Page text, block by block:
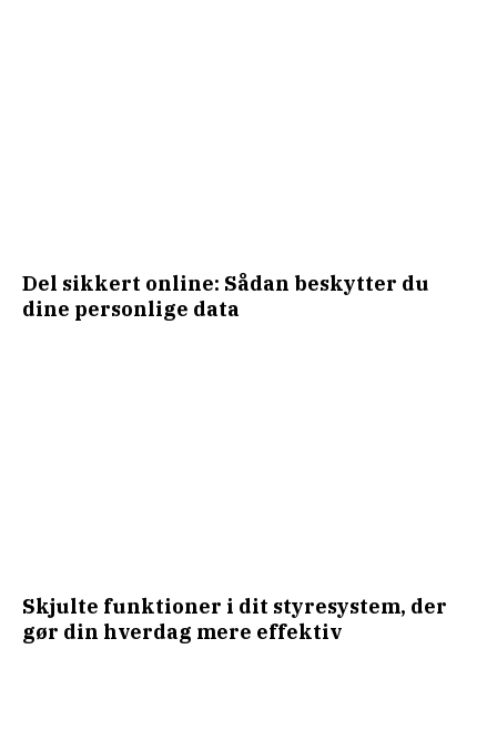
Del sikkert online: Sådan beskytter du
dine personlige data
Skjulte funktioner i dit styresystem, der
gør din hverdag mere effektiv